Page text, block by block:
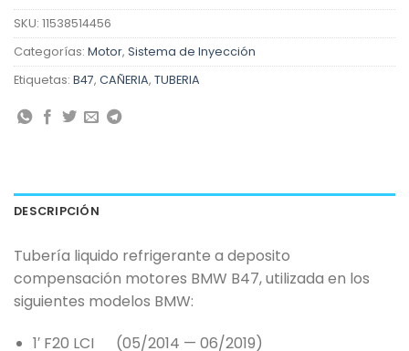
SKU: 11538514456
Categorías: Motor, Sistema de Inyección
Etiquetas: B47, CAÑERIA, TUBERIA
DESCRIPCIÓN
Tubería liquido refrigerante a deposito
compensación motores BMW B47, utilizada en los
siguientes modelos BMW:
1′ F20 LCI (05/2014 — 06/2019)